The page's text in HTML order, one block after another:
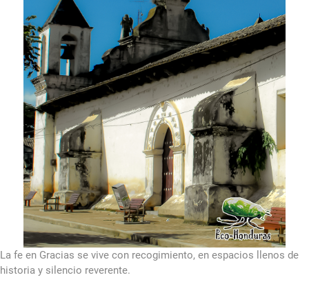
La fe en Gracias se vive con recogimiento, en espacios llenos de
historia y silencio reverente.